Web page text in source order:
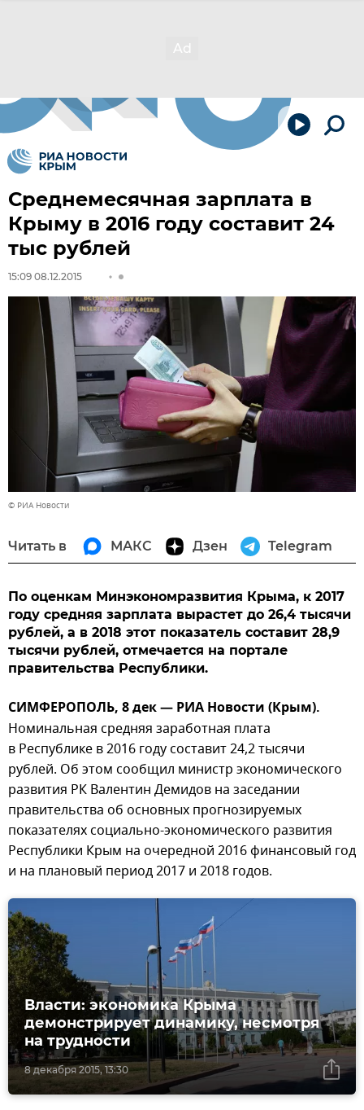
Среднемесячная зарплата в
Крыму в 2016 году составит 24
тыс рублей
15:09 08.12.2015
© РИА Новости
Читать в МАКС Дзен Telegram
По оценкам Минэкономразвития Крыма, к 2017
году средняя зарплата вырастет до 26,4 тысячи
рублей, а в 2018 этот показатель составит 28,9
тысячи рублей, отмечается на портале
правительства Республики.
СИМФЕРОПОЛЬ, 8 дек — РИА Новости (Крым).
Номинальная средняя заработная плата
в Республике в 2016 году составит 24,2 тысячи
рублей. Об этом сообщил министр экономического
развития РК Валентин Демидов на заседании
правительства об основных прогнозируемых
показателях социально-экономического развития
Республики Крым на очередной 2016 финансовый год
и на плановый период 2017 и 2018 годов.
8 декабря 2015, 13:30
Власти: экономика Крыма
демонстрирует динамику, несмотря
на трудности